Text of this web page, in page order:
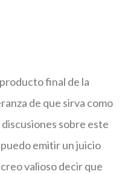
final de la
de que sirva como
sobre este
emitir un juicio
valioso decir que